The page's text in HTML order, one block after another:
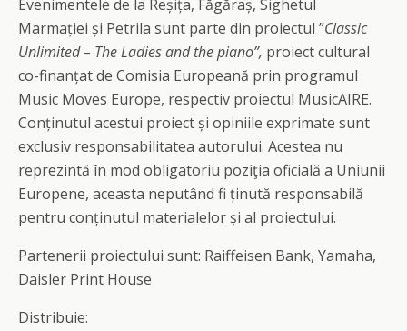
Evenimentele de la Reșița, Făgăraș, Sighetul
Marmației și Petrila sunt parte din proiectul ”Classic
Unlimited – The Ladies and the piano”, proiect cultural
co-finanțat de Comisia Europeană prin programul
Music Moves Europe, respectiv proiectul MusicAIRE.
Conținutul acestui proiect și opiniile exprimate sunt
exclusiv responsabilitatea autorului. Acestea nu
reprezintă în mod obligatoriu poziţia oficială a Uniunii
Europene, aceasta neputând fi ținută responsabilă
pentru conținutul materialelor și al proiectului.
Partenerii proiectului sunt: Raiffeisen Bank, Yamaha,
Daisler Print House
Distribuie: